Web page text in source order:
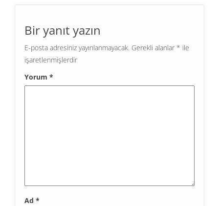
Bir yanıt yazın
E-posta adresiniz yayınlanmayacak. Gerekli alanlar * ile
işaretlenmişlerdir
Yorum *
Ad *